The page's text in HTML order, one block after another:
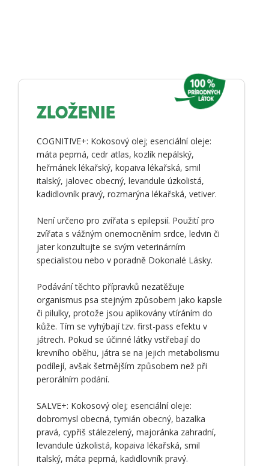
ZLOŽENIE
COGNITIVE+: Kokosový olej; esenciální oleje:
máta peprná, cedr atlas, kozlík nepálský,
heřmánek lékařský, kopaiva lékařská, smil
italský, jalovec obecný, levandule úzkolistá,
kadidlovník pravý, rozmarýna lékařská, vetiver.
Není určeno pro zvířata s epilepsií. Použití pro
zvířata s vážným onemocněním srdce, ledvin či
jater konzultujte se svým veterinárním
specialistou nebo v poradně Dokonalé Lásky.
Podávání těchto přípravků nezatěžuje
organismus psa stejným způsobem jako kapsle
či pilulky, protože jsou aplikovány vtíráním do
kůže. Tím se vyhýbají tzv. first-pass efektu v
játrech. Pokud se účinné látky vstřebají do
krevního oběhu, játra se na jejich metabolismu
podílejí, avšak šetrnějším způsobem než při
perorálním podání.
SALVE+: Kokosový olej; esenciální oleje:
dobromysl obecná, tymián obecný, bazalka
pravá, cypřiš stálezelený, majoránka zahradní,
levandule úzkolistá, kopaiva lékařská, smil
italský, máta peprná, kadidlovník pravý.